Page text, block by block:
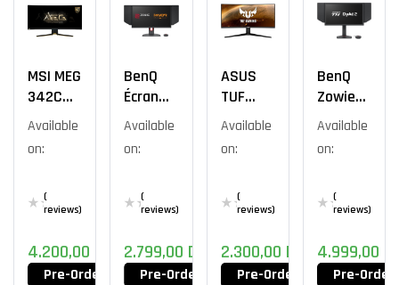
MSI MEG
342C
QD-
Available
on:
(
reviews)
4.200,00
Pre-Order Now
BenQ
Écran
Zowie
K
Available
on:
(
reviews)
2.799,00 DT
Pre-Order Now
ASUS
TUF
Gaming
L1B
Available
on:
(
reviews)
2.300,00 DT
Pre-Order Now
BenQ
Zowie
XL2586
Available
on:
(
reviews)
4.999,00
Pre-Order